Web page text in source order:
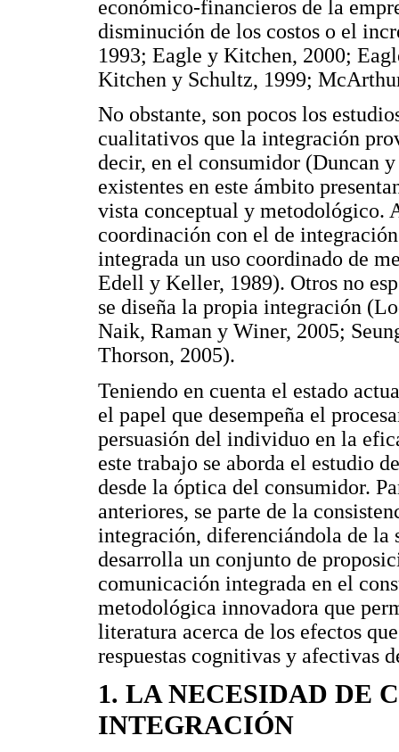
económico-financieros de la
disminución de los costos o el
1993; Eagle y Kitchen, 2000;
Kitchen y Schultz, 1999;
No obstante, son pocos los
cualitativos que la integración
decir, en el consumidor (Duncan
existentes en este ámbito
vista conceptual y metodológico.
coordinación con el de
integrada un uso coordinado de
Edell y Keller, 1989). Otros no
se diseña la propia integración
Naik, Raman y Winer, 2005;
Thorson, 2005).
Teniendo en cuenta el estado
el papel que desempeña el
persuasión del individuo en la
este trabajo se aborda el estudio
desde la óptica del consumidor.
anteriores, se parte de la
integración, diferenciándola de la
desarrolla un conjunto de
comunicación integrada en el
metodológica innovadora que
literatura acerca de los efectos
respuestas cognitivas y afectivas
1. LA NECESIDAD DE
INTEGRACIÓN